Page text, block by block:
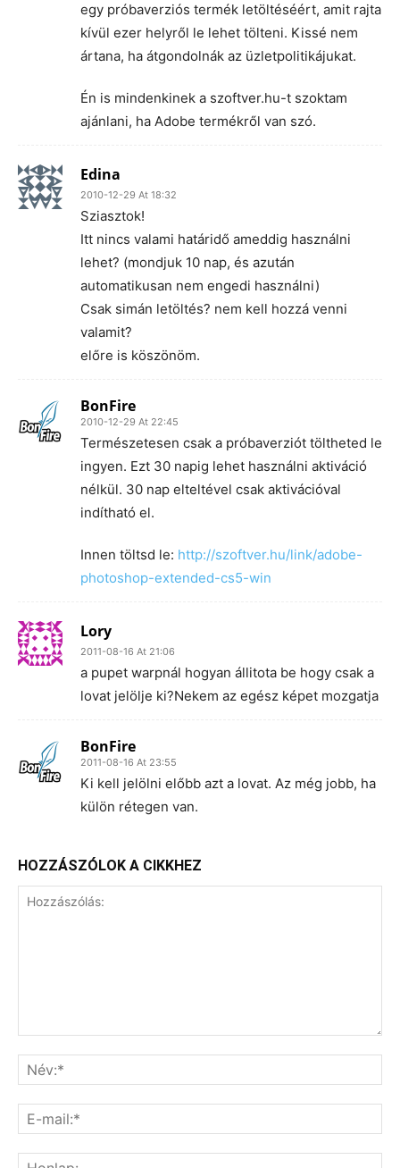
egy próbaverziós termék letöltéséért, amit rajta
kívül ezer helyről le lehet tölteni. Kissé nem
ártana, ha átgondolnák az üzletpolitikájukat.
Én is mindenkinek a szoftver.hu-t szoktam
ajánlani, ha Adobe termékről van szó.
Edina
2010-12-29 At 18:32
Sziasztok!
Itt nincs valami határidő ameddig használni
lehet? (mondjuk 10 nap, és azután
automatikusan nem engedi használni)
Csak simán letöltés? nem kell hozzá venni
valamit?
előre is köszönöm.
BonFire
2010-12-29 At 22:45
Természetesen csak a próbaverziót töltheted le
ingyen. Ezt 30 napig lehet használni aktiváció
nélkül. 30 nap elteltével csak aktivációval
indítható el.
Innen töltsd le: http://szoftver.hu/link/adobe-
photoshop-extended-cs5-win
Lory
2011-08-16 At 21:06
a pupet warpnál hogyan állitota be hogy csak a
lovat jelölje ki?Nekem az egész képet mozgatja
BonFire
2011-08-16 At 23:55
Ki kell jelölni előbb azt a lovat. Az még jobb, ha
külön rétegen van.
HOZZÁSZÓLOK A CIKKHEZ